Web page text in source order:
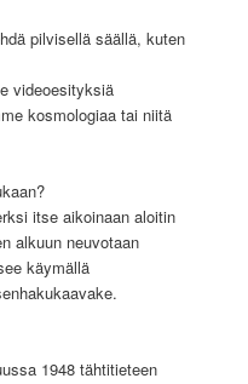
pilvisellä säällä, kuten
videoesityksiä
kosmologiaa tai niitä
itse aikoinaan aloitin
alkuun neuvotaan
käymällä
1948 tähtitieteen